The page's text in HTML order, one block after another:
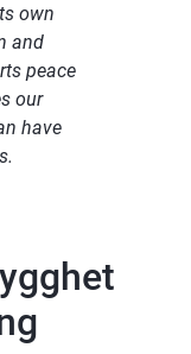
own
and
peace
our
have